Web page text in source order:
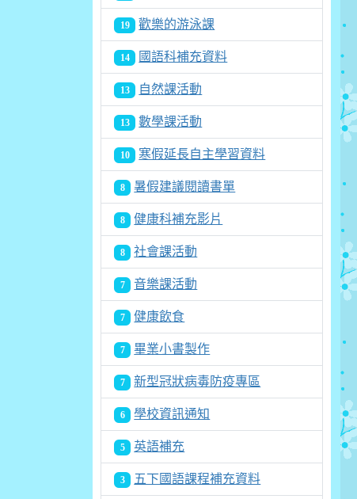
19 歡樂的游泳課
14 國語科補充資料
13 自然課活動
13 數學課活動
10 寒假延長自主學習資料
8 暑假建議閱讀書單
8 健康科補充影片
8 社會課活動
7 音樂課活動
7 健康飲食
7 畢業小書製作
7 新型冠狀病毒防疫專區
6 學校資訊通知
5 英語補充
3 五下國語課程補充資料